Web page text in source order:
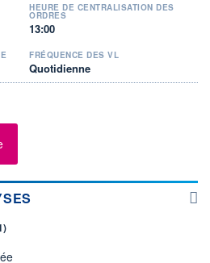
HEURE DE CENTRALISATION DES
ORDRES
13:00
FRÉQUENCE DES VL
Quotidienne